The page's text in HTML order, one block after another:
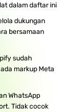
dalam daftar ini
dukungan
bersamaan
sudah
markup Meta
WhatsApp
Tidak cocok